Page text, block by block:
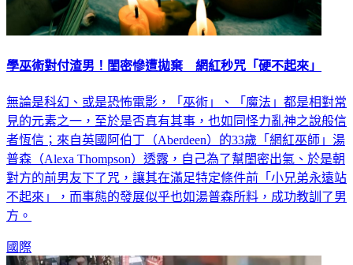
學巫術對付渣男！閨密慘遭拋棄 網紅秒咒「硬不起來」
無論是科幻、或是恐怖電影，「巫術」、「魔法」都是相對常
見的元素之一，至於是否真有其事，也如同怪力亂神之說般信
者恆信；來自英國阿伯丁（Aberdeen）的33歲「網紅巫師」湯
普森（Alexa Thompson）透露，自己為了幫閨密出氣、於是朝
對方的前男友下了咒，讓其在滿足特定條件前「小兄弟永遠站
不起來」，而事態的發展似乎也如湯普森所料，成功教訓了男
方。
國際